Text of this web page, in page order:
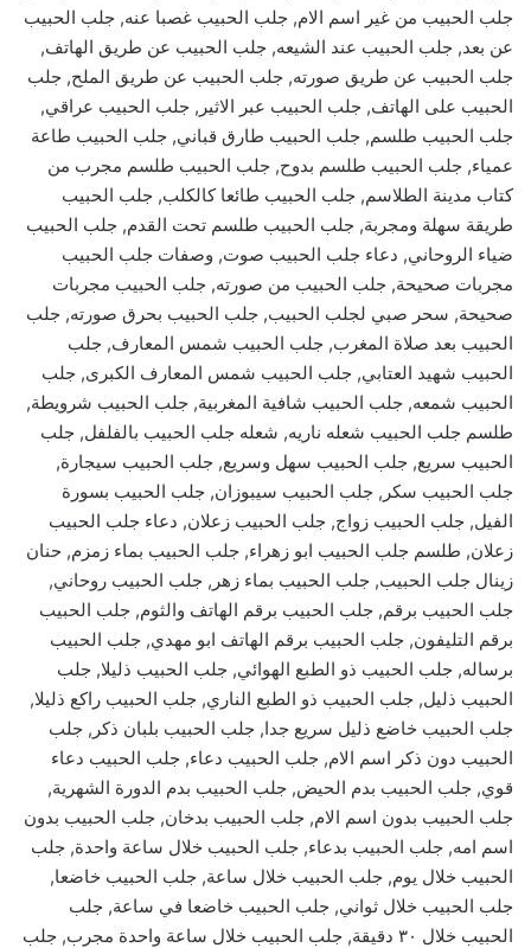
جلب الحبيب من غير اسم الام, جلب الحبيب غصبا عنه, جلب الحبيب
عن بعد, جلب الحبيب عند الشيعه, جلب الحبيب عن طريق الهاتف,
جلب الحبيب عن طريق صورته, جلب الحبيب عن طريق الملح, جلب
الحبيب على الهاتف, جلب الحبيب عبر الاثير, جلب الحبيب عراقي,
جلب الحبيب طلسم, جلب الحبيب طارق قباني, جلب الحبيب طاعة
عمياء, جلب الحبيب طلسم بدوح, جلب الحبيب طلسم مجرب من
كتاب مدينة الطلاسم, جلب الحبيب طائعا كالكلب, جلب الحبيب
طريقة سهلة ومجربة, جلب الحبيب طلسم تحت القدم, جلب الحبيب
ضياء الروحاني, دعاء جلب الحبيب صوت, وصفات جلب الحبيب
مجربات صحيحة, جلب الحبيب من صورته, جلب الحبيب مجربات
صحيحة, سحر صبي لجلب الحبيب, جلب الحبيب بحرق صورته, جلب
الحبيب بعد صلاة المغرب, جلب الحبيب شمس المعارف, جلب
الحبيب شهيد العتابي, جلب الحبيب شمس المعارف الكبرى, جلب
الحبيب شمعه, جلب الحبيب شافية المغربية, جلب الحبيب شرويطة,
طلسم جلب الحبيب شعله ناريه, شعله جلب الحبيب بالفلفل, جلب
الحبيب سريع, جلب الحبيب سهل وسريع, جلب الحبيب سيجارة,
جلب الحبيب سكر, جلب الحبيب سيبوزان, جلب الحبيب بسورة
الفيل, جلب الحبيب زواج, جلب الحبيب زعلان, دعاء جلب الحبيب
زعلان, طلسم جلب الحبيب ابو زهراء, جلب الحبيب بماء زمزم, حنان
زينال جلب الحبيب, جلب الحبيب بماء زهر, جلب الحبيب روحاني,
جلب الحبيب برقم, جلب الحبيب برقم الهاتف والثوم, جلب الحبيب
برقم التليفون, جلب الحبيب برقم الهاتف ابو مهدي, جلب الحبيب
برساله, جلب الحبيب ذو الطبع الهوائي, جلب الحبيب ذليلا, جلب
الحبيب ذليل, جلب الحبيب ذو الطبع الناري, جلب الحبيب راكع ذليلا,
جلب الحبيب خاضع ذليل سريع جدا, جلب الحبيب بلبان ذكر, جلب
الحبيب دون ذكر اسم الام, جلب الحبيب دعاء, جلب الحبيب دعاء
قوي, جلب الحبيب بدم الحيض, جلب الحبيب بدم الدورة الشهرية,
جلب الحبيب بدون اسم الام, جلب الحبيب بدخان, جلب الحبيب بدون
اسم امه, جلب الحبيب بدعاء, جلب الحبيب خلال ساعة واحدة, جلب
الحبيب خلال يوم, جلب الحبيب خلال ساعة, جلب الحبيب خاضعا,
جلب الحبيب خلال ثواني, جلب الحبيب خاضعا في ساعة, جلب
الحبيب خلال ٣٠ دقيقة, جلب الحبيب خلال ساعة واحدة مجرب, جلب